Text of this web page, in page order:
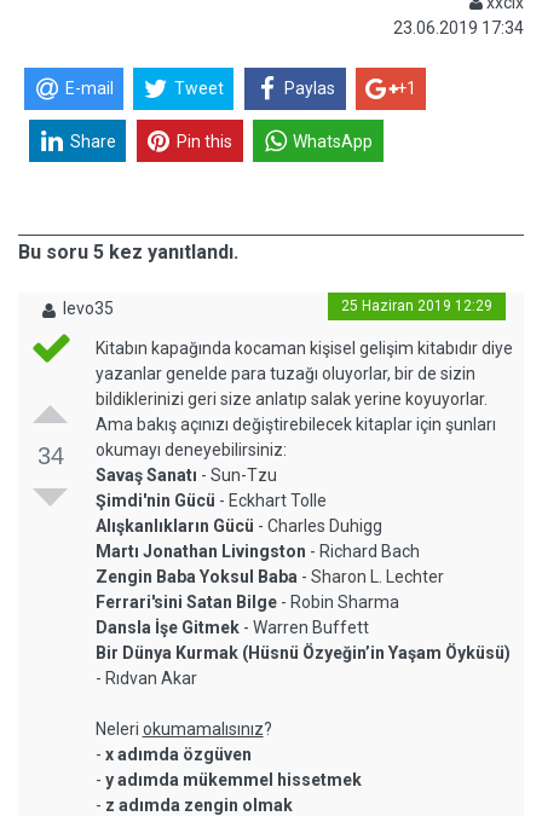
23.06.2019 17:34
E-mail Tweet Paylas +1
Share Pin this WhatsApp
Bu soru 5 kez yanıtlandı.
levo35 25 Haziran 2019 12:29
34
Kitabın kapağında kocaman kişisel gelişim kitabıdır diye
yazanlar genelde para tuzağı oluyorlar, bir de sizin
bildiklerinizi geri size anlatıp salak yerine koyuyorlar.
Ama bakış açınızı değiştirebilecek kitaplar için şunları
okumayı deneyebilirsiniz:
Savaş Sanatı - Sun-Tzu
Şimdi'nin Gücü - Eckhart Tolle
Alışkanlıkların Gücü - Charles Duhigg
Martı Jonathan Livingston - Richard Bach
Zengin Baba Yoksul Baba - Sharon L. Lechter
Ferrari'sini Satan Bilge- Robin Sharma
Dansla İşe Gitmek- Warren Buffett
Bir Dünya Kurmak (Hüsnü Özyeğin’in Yaşam Öyküsü)
- Rıdvan Akar
Neleri okumamalısınız?
- x adımda özgüven
- y adımda mükemmel hissetmek
- z adımda zengin olmak